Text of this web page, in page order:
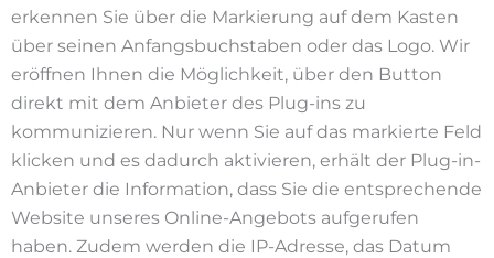
erkennen Sie über die Markierung auf dem Kasten
über seinen Anfangsbuchstaben oder das Logo. Wir
eröffnen Ihnen die Möglichkeit, über den Button
direkt mit dem Anbieter des Plug-ins zu
kommunizieren. Nur wenn Sie auf das markierte Feld
klicken und es dadurch aktivieren, erhält der Plug-in-
Anbieter die Information, dass Sie die entsprechende
Website unseres Online-Angebots aufgerufen
haben. Zudem werden die IP-Adresse, das Datum